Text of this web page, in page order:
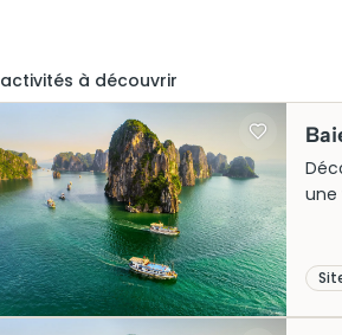
activités à découvrir
une